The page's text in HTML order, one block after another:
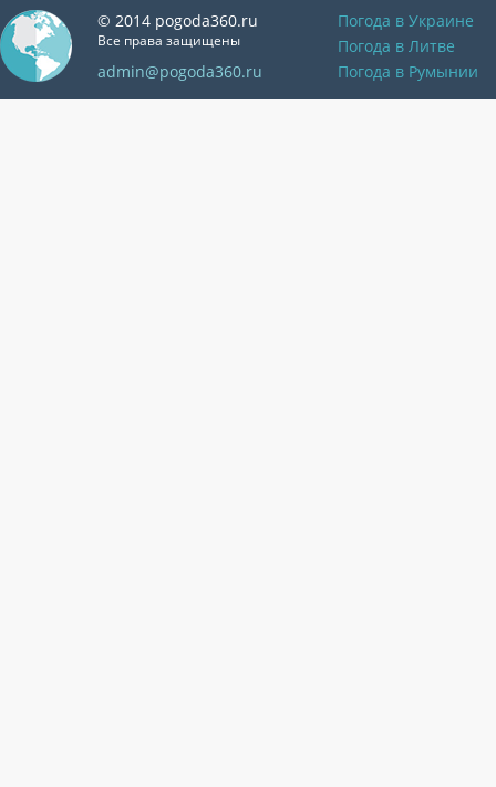
© 2014 pogoda360.ru
Все права защищены
admin@pogoda360.ru
Погода в Украине
Погода в Литве
Погода в Румынии